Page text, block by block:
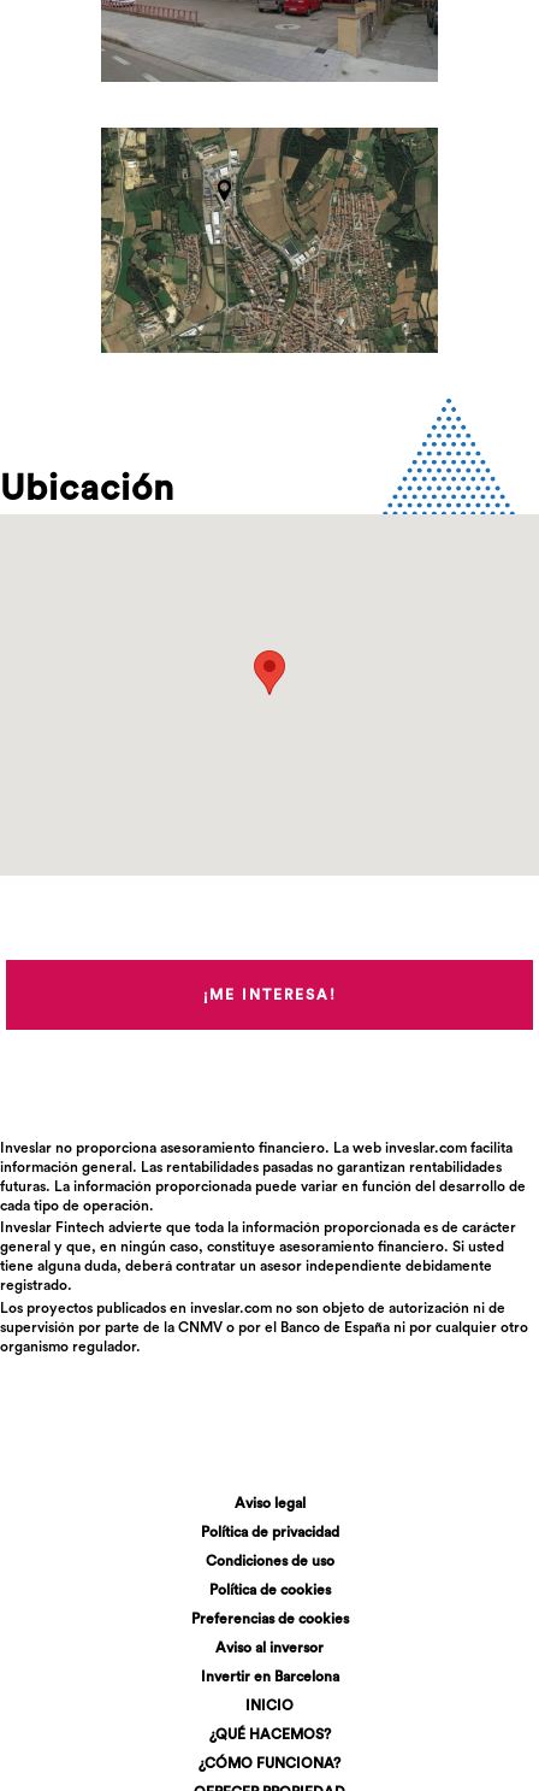
Ubicación
¡ME INTERESA!
Inveslar no proporciona asesoramiento financiero. La web inveslar.com facilita
información general. Las rentabilidades pasadas no garantizan rentabilidades
futuras. La información proporcionada puede variar en función del desarrollo de
cada tipo de operación.
Inveslar Fintech advierte que toda la información proporcionada es de carácter
general y que, en ningún caso, constituye asesoramiento financiero. Si usted
tiene alguna duda, deberá contratar un asesor independiente debidamente
registrado.
Los proyectos publicados en inveslar.com no son objeto de autorización ni de
supervisión por parte de la CNMV o por el Banco de España ni por cualquier otro
organismo regulador.
Aviso legal
Política de privacidad
Condiciones de uso
Política de cookies
Preferencias de cookies
Aviso al inversor
Invertir en Barcelona
INICIO
¿QUÉ HACEMOS?
¿CÓMO FUNCIONA?